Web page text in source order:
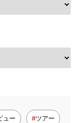
ュー ツアー